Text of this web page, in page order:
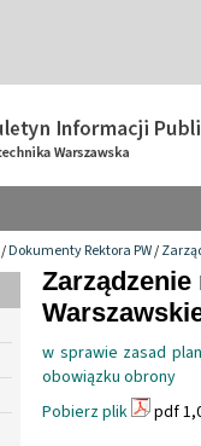
/Dokumenty Rektora PW/
w sprawie zasad
obowiązku obrony
Pobierz plik
pdf